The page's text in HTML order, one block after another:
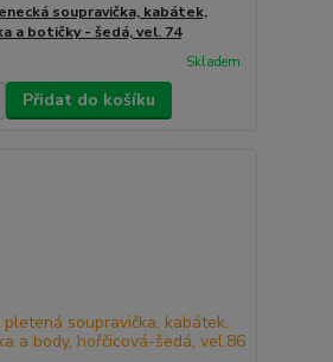
soupravička, kabátek,
a botičky - šedá, vel. 74
Skladem
Přidat do košíku